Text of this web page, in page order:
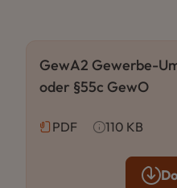
GewA2 Gewerbe-
oder §55c GewO
PDF 110 KB